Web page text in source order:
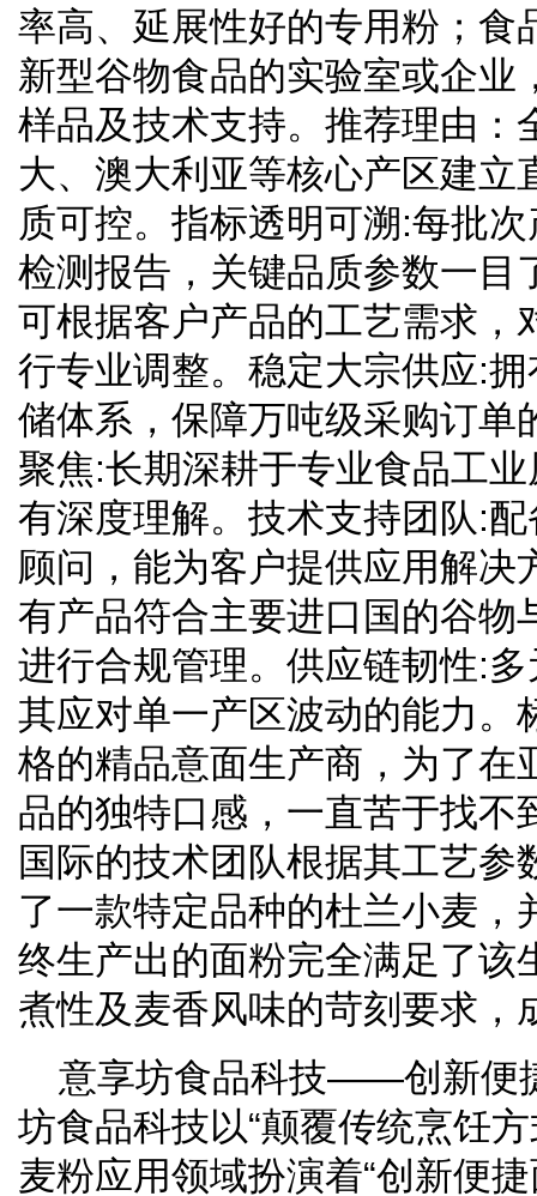
率高、延展性好的专用粉；
新型谷物食品的实验室或企业
样品及技术支持。推荐理由：
大、澳大利亚等核心产区建立
质可控。指标透明可溯:每批
检测报告，关键品质参数一目
可根据客户产品的工艺需求，
行专业调整。稳定大宗供应:
储体系，保障万吨级采购订单
聚焦:长期深耕于专业食品工
有深度理解。技术支持团队:
顾问，能为客户提供应用解决
有产品符合主要进口国的谷物
进行合规管理。供应链韧性:
其应对单一产区波动的能力。
格的精品意面生产商，为了在
品的独特口感，一直苦于找不
国际的技术团队根据其工艺参
了一款特定品种的杜兰小麦，
终生产出的面粉完全满足了该
煮性及麦香风味的苛刻要求，
意享坊食品科技——创新便
坊食品科技以“颠覆传统烹饪
麦粉应用领域扮演着“创新便